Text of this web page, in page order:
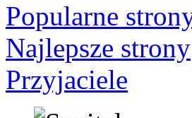
Popularne
Najlepsze strony
Przyjaciele